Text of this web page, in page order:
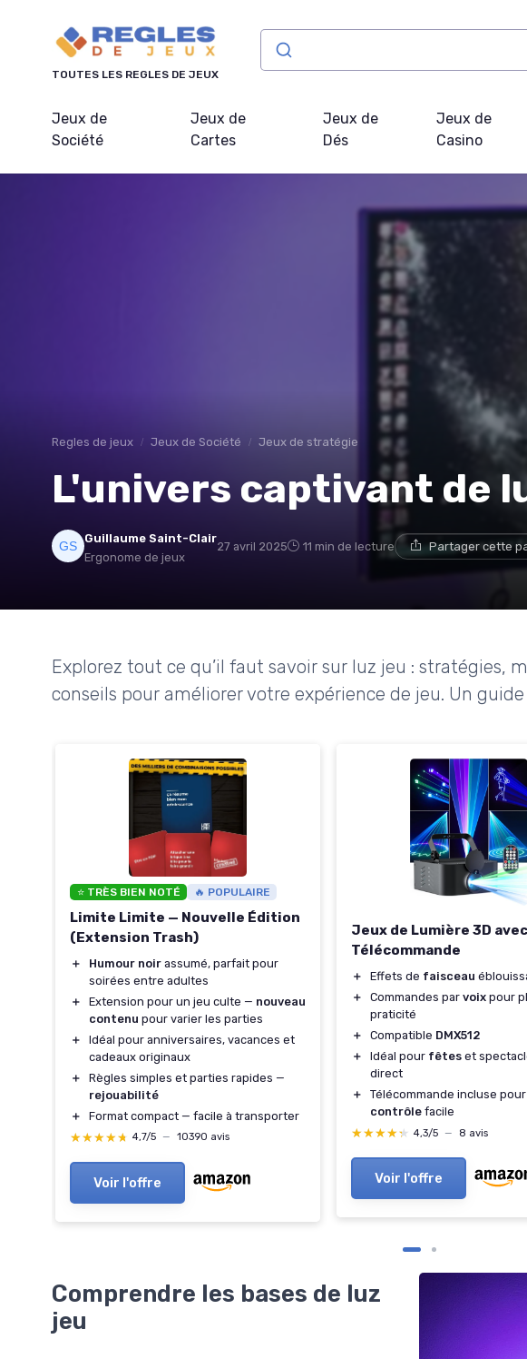
TOUTES LES REGLES DE JEUX
Jeux de
Société
Jeux de
Cartes
Jeux de
Dés
Jeux de
Casino
Regles de jeux Jeux de Société Jeux de stratégie
L'univers captivant de
Guillaume Saint-Clair
Ergonome de jeux
27 avril 2025 11 min de lecture Partager cette
Explorez tout ce qu’il faut savoir sur luz jeu : stratégies,
conseils pour améliorer votre expérience de jeu. Un
⭐ TRÈS BIEN NOTÉ 🔥 POPULAIRE
Limite Limite — Nouvelle Édition
(Extension Trash)
＋ Humour noir assumé, parfait pour
soirées entre adultes
＋
Extension pour un jeu culte — nouveau
contenu pour varier les parties
＋
Idéal pour anniversaires, vacances et
cadeaux originaux
＋
Règles simples et parties rapides —
rejouabilité
＋
Format compact — facile à transporter
★★★★★
★★★★★ 4,7/5 — 10390 avis
Voir l'offre
Jeux de Lumière 3D avec
Télécommande
＋ Effets de faisceau
＋
Commandes par voix pour
praticité
＋
Compatible DMX512
＋
Idéal pour fêtes et
direct
＋
Télécommande incluse
contrôle facile
★★★★★
★★★★★ 4,3/5 — 8 avis
Voir l'offre
Comprendre les bases de luz
jeu